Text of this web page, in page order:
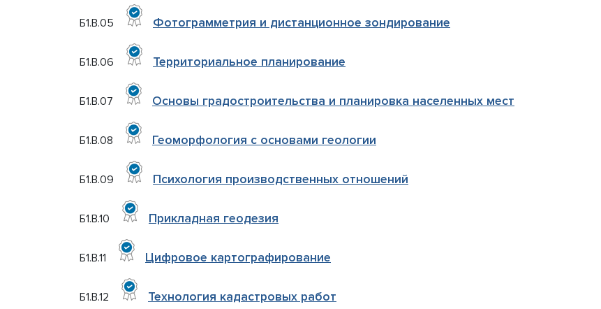
Б1.В.05 Фотограмметрия и дистанционное зондирование
Б1.В.06 Территориальное планирование
Б1.В.07 Основы градостроительства и планировка населенных мест
Б1.В.08 Геоморфология с основами геологии
Б1.В.09 Психология производственных отношений
Б1.В.10 Прикладная геодезия
Б1.В.11 Цифровое картографирование
Б1.В.12 Технология кадастровых работ